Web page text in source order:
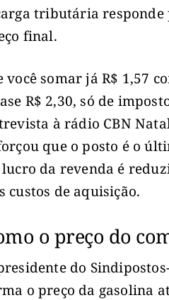
tributária
final.
você somar já R$ 1,57
R$ 2,30, só de
à rádio CBN
que o posto é o
lucro da revenda é
custos de aquisição.
o preço do
do
o preço da gasolina